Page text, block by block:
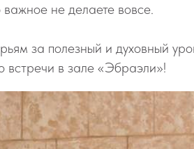
важное не делаете вовсе.
за полезный и духовный
в зале «Эбраэли»!